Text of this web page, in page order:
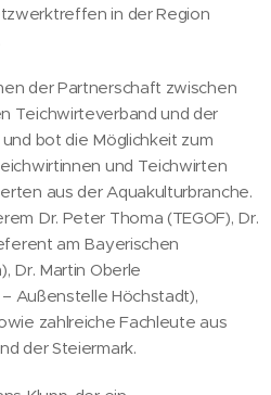
in der Region
der Partnerschaft zwischen
Teichwirteverband und der
bot die Möglichkeit zum
und Teichwirten
aus der Aquakulturbranche.
Dr. Peter Thoma (TEGOF), Dr.
am Bayerischen
Dr. Martin Oberle
Außenstelle Höchstadt),
zahlreiche Fachleute aus
der Steiermark.